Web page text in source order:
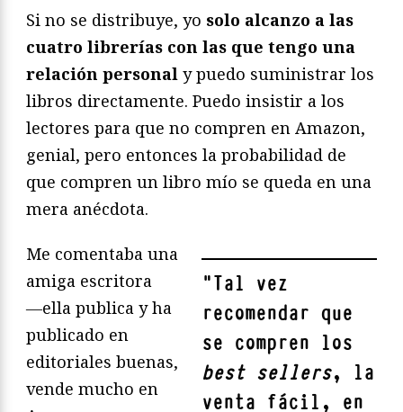
Si no se distribuye, yo solo alcanzo a las
cuatro librerías con las que tengo una
relación personal y puedo suministrar los
libros directamente. Puedo insistir a los
lectores para que no compren en Amazon,
genial, pero entonces la probabilidad de
que compren un libro mío se queda en una
mera anécdota.
"Tal vez
recomendar que
se compren los
best sellers, la
venta fácil, en
Me comentaba una
amiga escritora
―ella publica y ha
publicado en
editoriales buenas,
vende mucho en